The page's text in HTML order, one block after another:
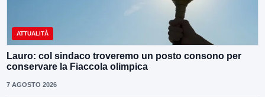
ATTUALITÀ
Lauro: col sindaco troveremo un posto consono per
conservare la Fiaccola olimpica
7 AGOSTO 2026